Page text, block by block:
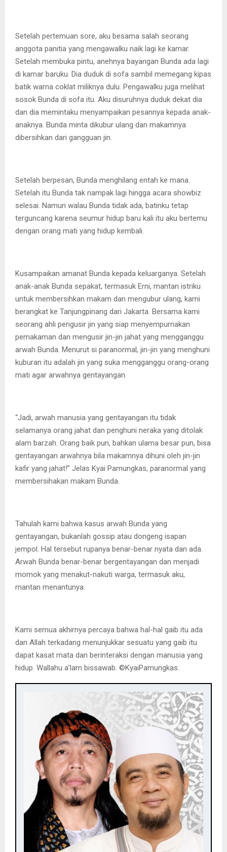
Setelah pertemuan sore, aku besama salah seorang
anggota panitia yang mengawalku naik lagi ke kamar.
Setelah membuka pintu, anehnya bayangan Bunda ada lagi
di kamar baruku. Dia duduk di sofa sambil memegang kipas
batik warna coklat miliknya dulu. Pengawalku juga melihat
sosok Bunda di sofa itu. Aku disuruhnya duduk dekat dia
dan dia memintaku menyampaikan pesannya kepada anak-
anaknya. Bunda minta dikubur ulang dan makamnya
dibersihkan dari gangguan jin.
Setelah berpesan, Bunda menghilang entah ke mana.
Setelah itu Bunda tak nampak lagi hingga acara showbiz
selesai. Namun walau Bunda tidak ada, batinku tetap
terguncang karena seumur hidup baru kali itu aku bertemu
dengan orang mati yang hidup kembali.
Kusampaikan amanat Bunda kepada keluarganya. Setelah
anak-anak Bunda sepakat, termasuk Erni, mantan istriku
untuk membersihkan makam dan mengubur ulang, kami
berangkat ke Tanjungpinang dari Jakarta. Bersama kami
seorang ahli pengusir jin yang siap menyempurnakan
pemakaman dan mengusir jin-jin jahat yang mengganggu
arwah Bunda. Menurut si paranormal, jin-jin yang menghuni
kuburan itu adalah jin yang suka mengganggu orang-orang
mati agar arwahnya gentayangan.
“Jadi, arwah manusia yang gentayangan itu tidak
selamanya orang jahat dan penghuni neraka yang ditolak
alam barzah. Orang baik pun, bahkan ulama besar pun, bisa
gentayangan arwahnya bila makamnya dihuni oleh jin-jin
kafir yang jahat!” Jelas Kyai Pamungkas, paranormal yang
membersihakan makam Bunda.
Tahulah kami bahwa kasus arwah Bunda yang
gentayangan, bukanlah gossip atau dongeng isapan
jempol. Hal tersebut rupanya benar-benar nyata dan ada.
Arwah Bunda benar-benar bergentayangan dan menjadi
momok yang menakut-nakuti warga, termasuk aku,
mantan menantunya.
Kami semua akhirnya percaya bahwa hal-hal gaib itu ada
dan Allah terkadang menunjukkar sesuatu yang gaib itu
dapat kasat mata dan berinteraksi dengan manusia yang
hidup. Wallahu a’lam bissawab. ©️KyaiPamungkas.